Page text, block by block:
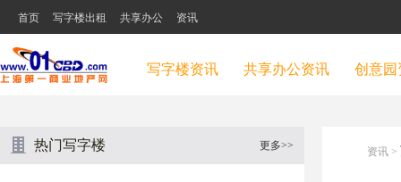
首页 写字楼出租 共享办公 资讯
写字楼资讯 共享办公资讯 创意园
热门写字楼 更多>> 资讯 >